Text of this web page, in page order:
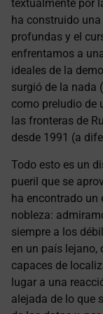
textualmente por
ha construido
profundas y el
enfrentamos a
ideales de la
surgió de la nada
como preludio de
las fronteras de
desde 1991 (a
Todo esto es un
pueril que se
ha encontrado un
nobleza:
siempre a los
en un país lejano,
capaces de
lugar a una
alejada de lo que